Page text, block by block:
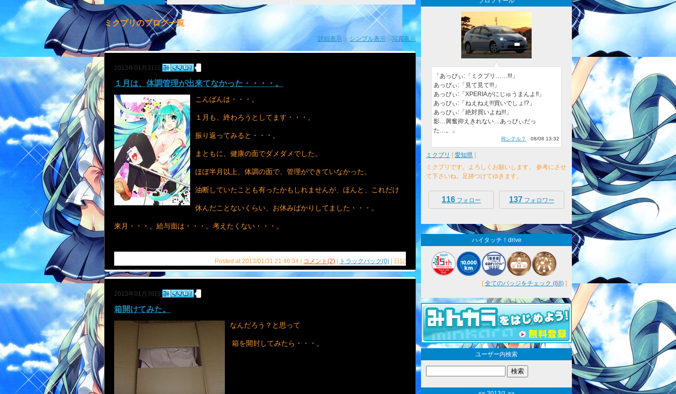
ミクプリのブログ一覧
詳細表示 ｜ シンプル表示 写真表示
2013年01月31日
１月は、体調管理が出来てなかった・・・・。
こんばんは・・・。
１月も、終わろうとしてます・・・。
振り返ってみると・・・。
まともに、健康の面でダメダメでした。
ほぼ半月以上、体調の面で、管理ができていなかった。
油断していたことも有ったかもしれませんが、ほんと、これだけ
休んだことないくらい、お休みばかりしてました・・・。
来月・・・。給与面は・・・。考えたくない・・・。
Posted at 2013/01/31 21:46:34 | コメント(2) | トラックバック(0) | 日記
2013年01月30日
箱開けてみた。
なんだろう？と思って
箱を開封してみたら・・・。
「あっぴぃ:「ミクプリ……!!!」
あっぴぃ:「見て見て!!!」
あっぴぃ:「XPERIAがにじゅうまんよ!!」
あっぴぃ:「ねえねえ!!!買いでしょ!?」
あっぴぃ:「絶対買いよね!!!」
影…興奮抑えきれない…あっぴぃだっ
た…。」
何シテル？ 08/08 13:32
ミクプリ [愛知県 ]
ミクプリです。よろしくお願いします。 参考にさせ
て下さいね。足跡つけてゆきます。
116 フォロー 137 フォロワー
ハイタッチ！drive
[全てのバッジをチェック (68) ]
ユーザー内検索